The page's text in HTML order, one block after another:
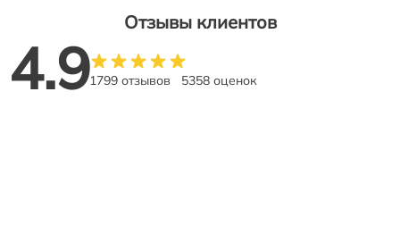
Отзывы клиентов
4.91799 отзывов 5358 оценок